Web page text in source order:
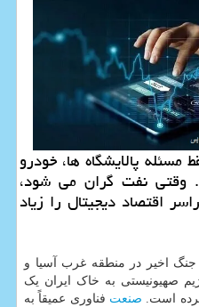
پالایشگاه ها، خودرو
وقتی نفت گران می شود،
اقتصاد دیجیتال را زیاد
اخیر در منطقه غرب آسیا و
صهیونیستی به خاک ایران یک
است. صنعت فناوری عمیقاً به